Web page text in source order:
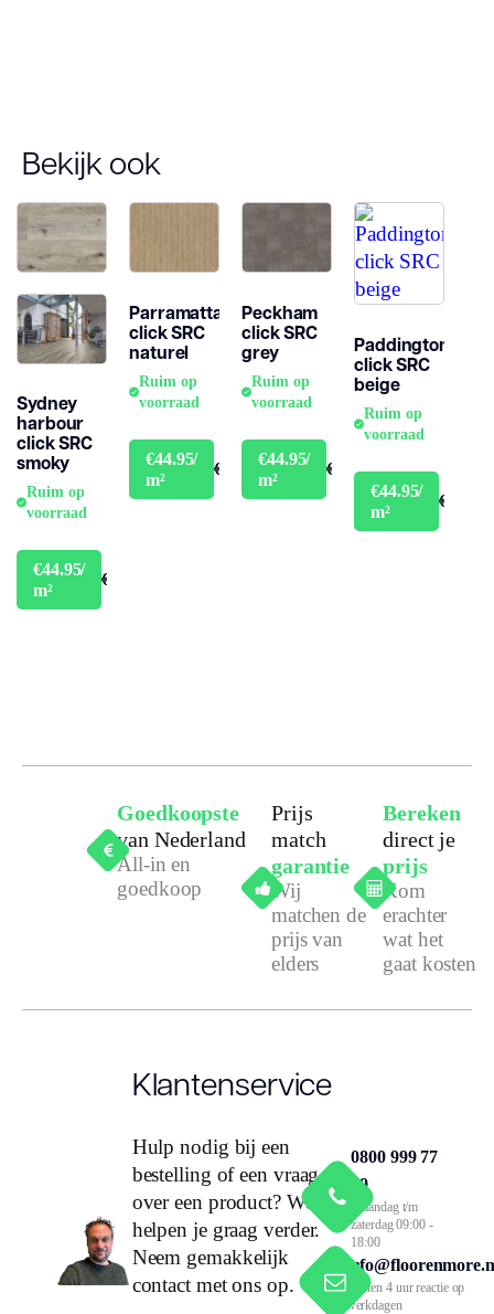
Bekijk ook
Sydney
harbour
click SRC
smoky
Ruim op
voorraad
€44.95/
m²
€49.95
Parramatta
click SRC
naturel
Ruim op
voorraad
€44.95/
m²
€49.95
Peckham
click SRC
grey
Ruim op
voorraad
€44.95/
m²
€49.95
Paddington
click SRC
beige
Ruim op
voorraad
€44.95/
m²
€49.95
Goedkoopste
van Nederland
All-in en
goedkoop
Prijs
match
garantie
Wij
matchen de
prijs van
elders
Bereken
direct je
prijs
Kom
erachter
wat het
gaat kosten
Klantenservice
Hulp nodig bij een
bestelling of een vraag
over een product? We
helpen je graag verder.
Neem gemakkelijk
contact met ons op.
0800 999 77
79
Maandag t/m
zaterdag 09:00 -
18:00
Binnen 4 uur reactie op
werkdagen